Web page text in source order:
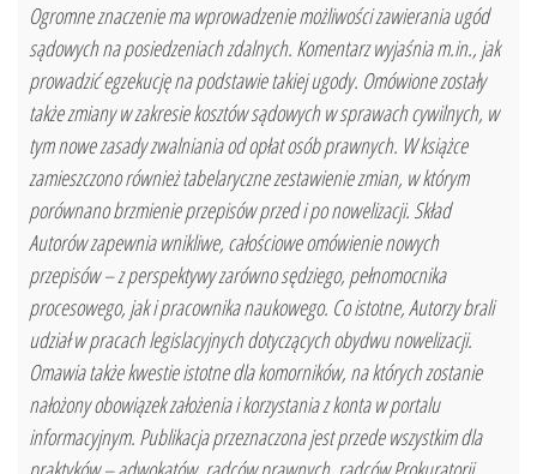
Ogromne znaczenie ma wprowadzenie możliwości zawierania ugód
sądowych na posiedzeniach zdalnych. Komentarz wyjaśnia m.in., jak
prowadzić egzekucję na podstawie takiej ugody. Omówione zostały
także zmiany w zakresie kosztów sądowych w sprawach cywilnych, w
tym nowe zasady zwalniania od opłat osób prawnych. W książce
zamieszczono również tabelaryczne zestawienie zmian, w którym
porównano brzmienie przepisów przed i po nowelizacji. Skład
Autorów zapewnia wnikliwe, całościowe omówienie nowych
przepisów – z perspektywy zarówno sędziego, pełnomocnika
procesowego, jak i pracownika naukowego. Co istotne, Autorzy brali
udział w pracach legislacyjnych dotyczących obydwu nowelizacji.
Omawia także kwestie istotne dla komorników, na których zostanie
nałożony obowiązek założenia i korzystania z konta w portalu
informacyjnym. Publikacja przeznaczona jest przede wszystkim dla